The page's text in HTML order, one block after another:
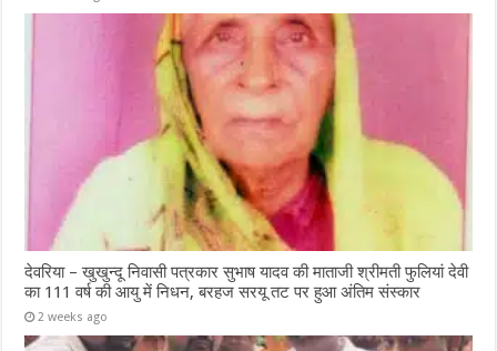
देवरिया – खुखुन्दू निवासी पत्रकार सुभाष यादव की माताजी श्रीमती फुलियां देवी
का 111 वर्ष की आयु में निधन, बरहज सरयू तट पर हुआ अंतिम संस्कार
2 weeks ago